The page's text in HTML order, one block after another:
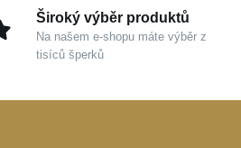
Široký výběr produktů
Na našem e-shopu máte výběr z
tisíců šperků